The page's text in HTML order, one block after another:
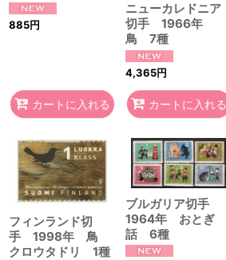
885円
カートに入れる
ニューカレドニア
切手 1966年
鳥 7種
4,365円
カートに入れる
フィンランド切
手 1998年 鳥
クロウタドリ 1種
ブルガリア切手
1964年 おとぎ
話 6種